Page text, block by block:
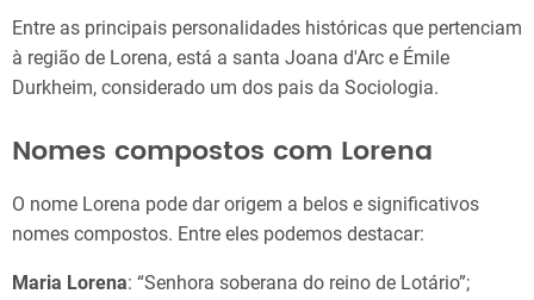
Entre as principais personalidades históricas que pertenciam
à região de Lorena, está a santa Joana d'Arc e Émile
Durkheim, considerado um dos pais da Sociologia.
Nomes compostos com Lorena
O nome Lorena pode dar origem a belos e significativos
nomes compostos. Entre eles podemos destacar:
Maria Lorena: “Senhora soberana do reino de Lotário”;